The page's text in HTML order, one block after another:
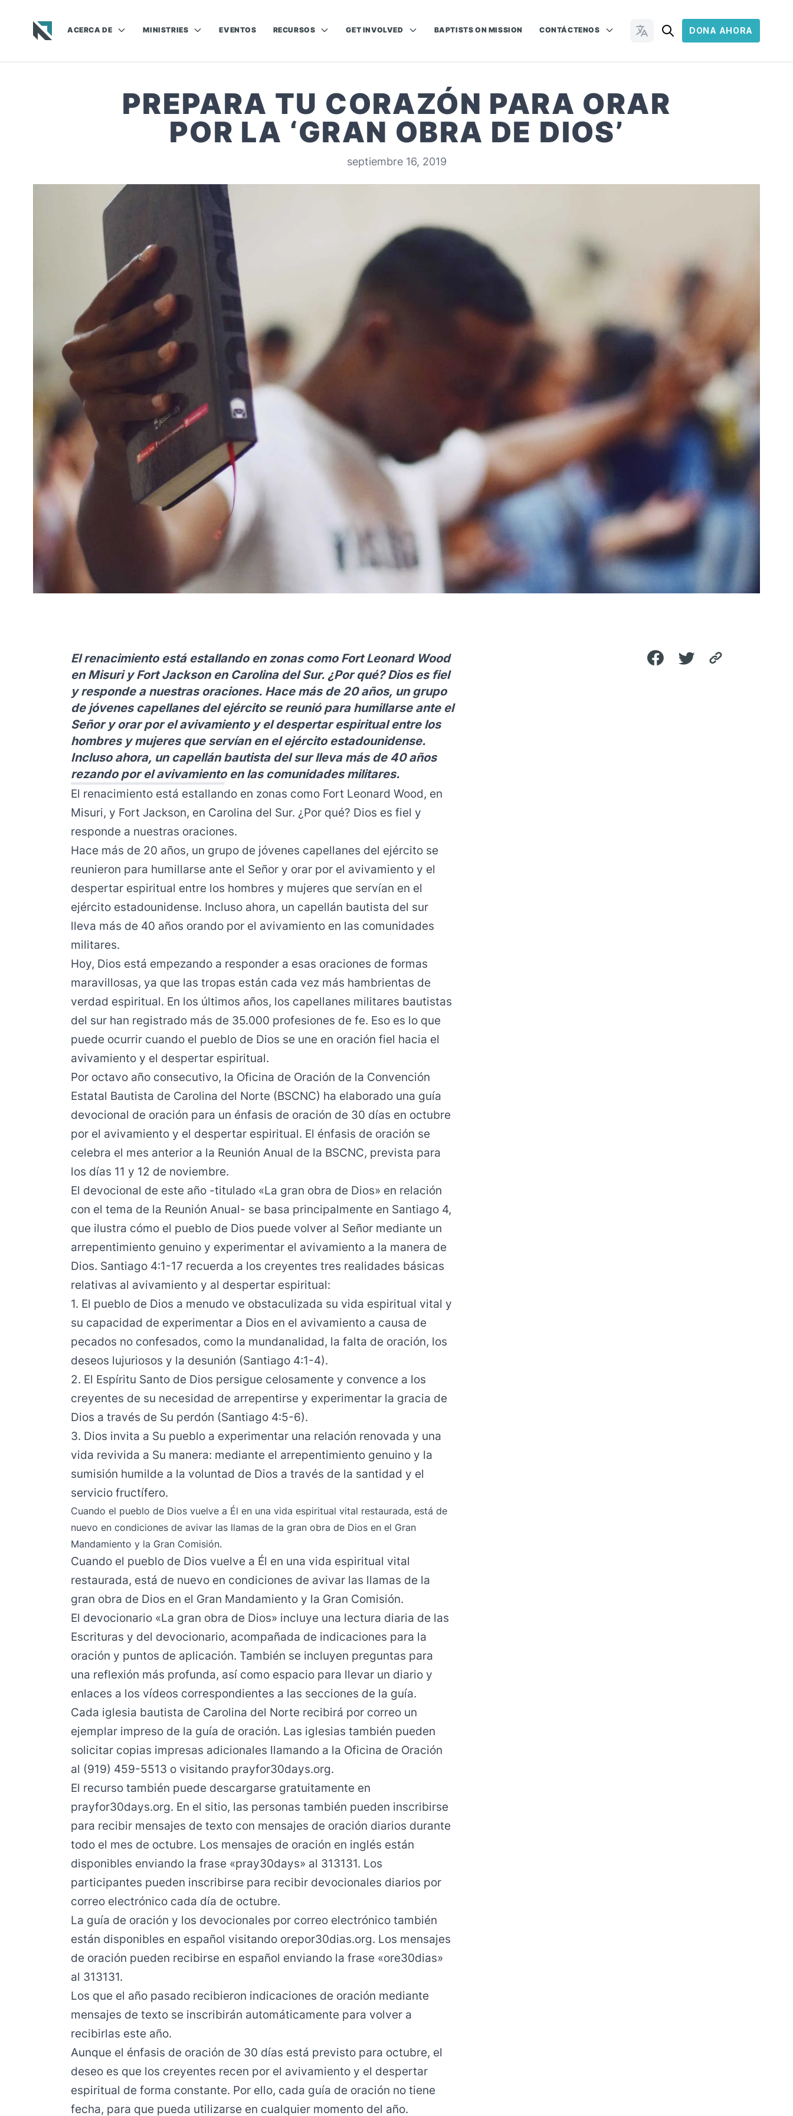
ACERCA DE MINISTRIES EVENTOS RECURSOS GET INVOLVED BAPTISTS ON MISSION CONTÁCTENOS Cambiar idiomaDONA AHORA
PREPARA TU CORAZÓN PARA ORAR
POR LA ‘GRAN OBRA DE DIOS’
septiembre 16, 2019
El renacimiento está estallando en zonas como Fort Leonard Wood
en Misuri y Fort Jackson en Carolina del Sur. ¿Por qué? Dios es fiel
y responde a nuestras oraciones. Hace más de 20 años, un grupo
de jóvenes capellanes del ejército se reunió para humillarse ante el
Señor y orar por el avivamiento y el despertar espiritual entre los
hombres y mujeres que servían en el ejército estadounidense.
Incluso ahora, un capellán bautista del sur lleva más de 40 años
rezando por el avivamiento en las comunidades militares.
El renacimiento está estallando en zonas como Fort Leonard Wood, en
Misuri, y Fort Jackson, en Carolina del Sur. ¿Por qué? Dios es fiel y
responde a nuestras oraciones.
Hace más de 20 años, un grupo de jóvenes capellanes del ejército se
reunieron para humillarse ante el Señor y orar por el avivamiento y el
despertar espiritual entre los hombres y mujeres que servían en el
ejército estadounidense. Incluso ahora, un capellán bautista del sur
lleva más de 40 años orando por el avivamiento en las comunidades
militares.
Hoy, Dios está empezando a responder a esas oraciones de formas
maravillosas, ya que las tropas están cada vez más hambrientas de
verdad espiritual. En los últimos años, los capellanes militares bautistas
del sur han registrado más de 35.000 profesiones de fe. Eso es lo que
puede ocurrir cuando el pueblo de Dios se une en oración fiel hacia el
avivamiento y el despertar espiritual.
Por octavo año consecutivo, la Oficina de Oración de la Convención
Estatal Bautista de Carolina del Norte (BSCNC) ha elaborado una guía
devocional de oración para un énfasis de oración de 30 días en octubre
por el avivamiento y el despertar espiritual. El énfasis de oración se
celebra el mes anterior a la Reunión Anual de la BSCNC, prevista para
los días 11 y 12 de noviembre.
El devocional de este año -titulado «La gran obra de Dios» en relación
con el tema de la Reunión Anual- se basa principalmente en Santiago 4,
que ilustra cómo el pueblo de Dios puede volver al Señor mediante un
arrepentimiento genuino y experimentar el avivamiento a la manera de
Dios. Santiago 4:1-17 recuerda a los creyentes tres realidades básicas
relativas al avivamiento y al despertar espiritual:
1. El pueblo de Dios a menudo ve obstaculizada su vida espiritual vital y
su capacidad de experimentar a Dios en el avivamiento a causa de
pecados no confesados, como la mundanalidad, la falta de oración, los
deseos lujuriosos y la desunión (Santiago 4:1-4).
2. El Espíritu Santo de Dios persigue celosamente y convence a los
creyentes de su necesidad de arrepentirse y experimentar la gracia de
Dios a través de Su perdón (Santiago 4:5-6).
3. Dios invita a Su pueblo a experimentar una relación renovada y una
vida revivida a Su manera: mediante el arrepentimiento genuino y la
sumisión humilde a la voluntad de Dios a través de la santidad y el
servicio fructífero.
Cuando el pueblo de Dios vuelve a Él en una vida espiritual vital restaurada, está de
nuevo en condiciones de avivar las llamas de la gran obra de Dios en el Gran
Mandamiento y la Gran Comisión.
Cuando el pueblo de Dios vuelve a Él en una vida espiritual vital
restaurada, está de nuevo en condiciones de avivar las llamas de la
gran obra de Dios en el Gran Mandamiento y la Gran Comisión.
El devocionario «La gran obra de Dios» incluye una lectura diaria de las
Escrituras y del devocionario, acompañada de indicaciones para la
oración y puntos de aplicación. También se incluyen preguntas para
una reflexión más profunda, así como espacio para llevar un diario y
enlaces a los vídeos correspondientes a las secciones de la guía.
Cada iglesia bautista de Carolina del Norte recibirá por correo un
ejemplar impreso de la guía de oración. Las iglesias también pueden
solicitar copias impresas adicionales llamando a la Oficina de Oración
al (919) 459-5513 o visitando prayfor30days.org.
El recurso también puede descargarse gratuitamente en
prayfor30days.org. En el sitio, las personas también pueden inscribirse
para recibir mensajes de texto con mensajes de oración diarios durante
todo el mes de octubre. Los mensajes de oración en inglés están
disponibles enviando la frase «pray30days» al 313131. Los
participantes pueden inscribirse para recibir devocionales diarios por
correo electrónico cada día de octubre.
La guía de oración y los devocionales por correo electrónico también
están disponibles en español visitando orepor30dias.org. Los mensajes
de oración pueden recibirse en español enviando la frase «ore30dias»
al 313131.
Los que el año pasado recibieron indicaciones de oración mediante
mensajes de texto se inscribirán automáticamente para volver a
recibirlas este año.
Aunque el énfasis de oración de 30 días está previsto para octubre, el
deseo es que los creyentes recen por el avivamiento y el despertar
espiritual de forma constante. Por ello, cada guía de oración no tiene
fecha, para que pueda utilizarse en cualquier momento del año.